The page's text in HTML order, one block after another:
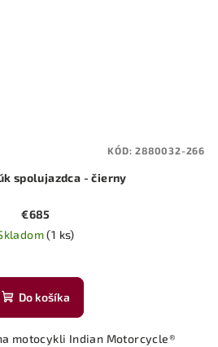
spolujazdca - čierny
€685
(1 ks)
Do košíka
motocykli Indian Motorcycle®
KÓD:2880032-266